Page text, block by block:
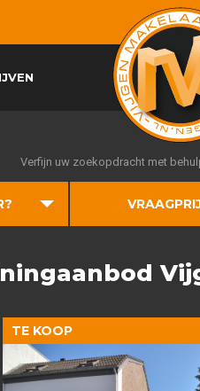
Verfijn uw zoekopdracht met
TE KOOP